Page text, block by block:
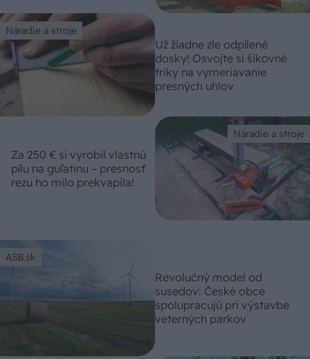
Náradie a stroje
Už žiadne zle odpílené
dosky! Osvojte si šikovné
triky na vymeriavanie
presných uhlov
Náradie a stroje
Za 250 € si vyrobil vlastnú
pílu na guľatinu – presnosť
rezu ho milo prekvapila!
ASB.sk
Revolučný model od
susedov: České obce
spolupracujú pri výstavbe
veterných parkov